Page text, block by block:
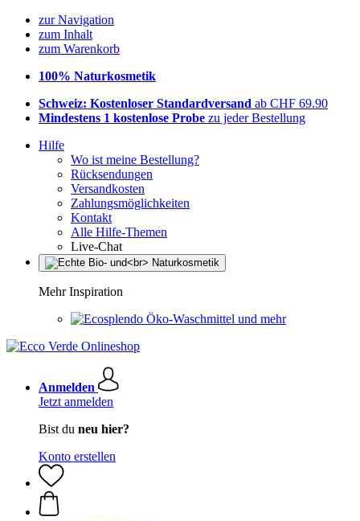
zur Navigation
zum Inhalt
zum Warenkorb
100% Naturkosmetik
Schweiz: Kostenloser Standardversand ab CHF 69.90
Mindestens 1 kostenlose Probe zu jeder Bestellung
Hilfe
Wo ist meine Bestellung?
Rücksendungen
Versandkosten
Zahlungsmöglichkeiten
Kontakt
Alle Hilfe-Themen
Live-Chat
Mehr Inspiration
Öko-Waschmittel und mehr
Anmelden
Jetzt anmelden
Bist du neu hier?
Konto erstellen